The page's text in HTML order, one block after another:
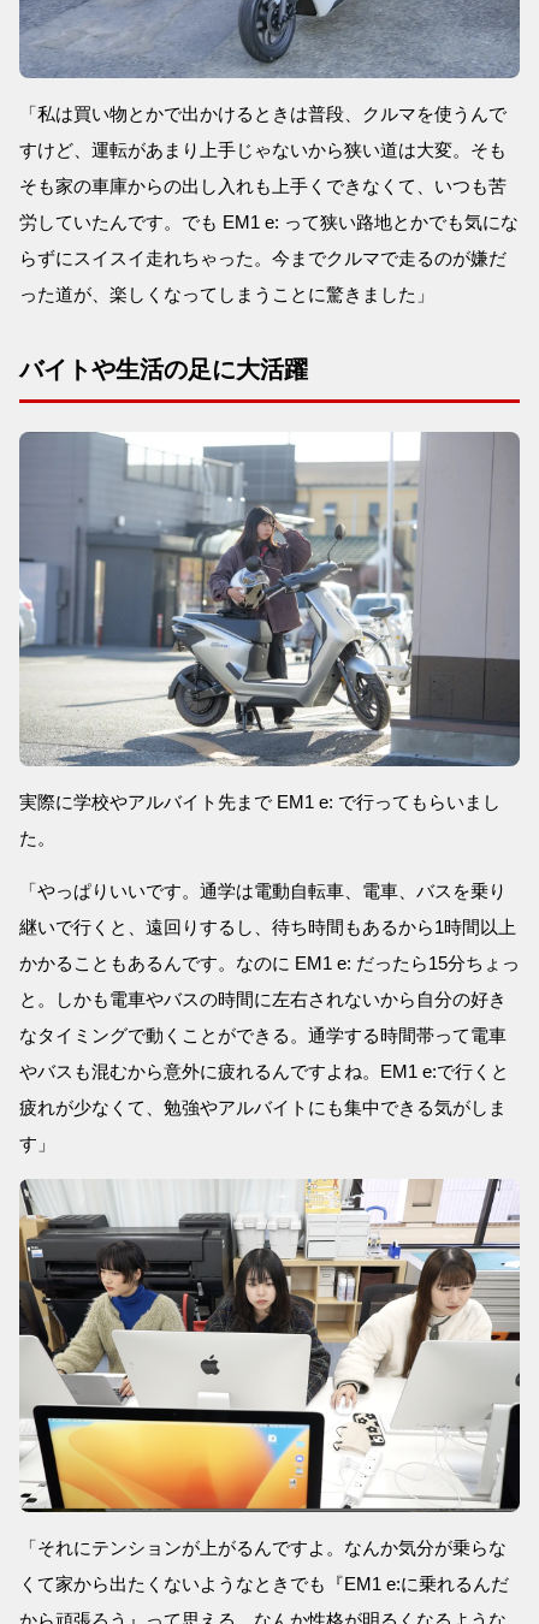
「私は買い物とかで出かけるときは普段、クルマを使うんで
すけど、運転があまり上手じゃないから狭い道は大変。そも
そも家の車庫からの出し入れも上手くできなくて、いつも苦
労していたんです。でも EM1 e: って狭い路地とかでも気にな
らずにスイスイ走れちゃった。今までクルマで走るのが嫌だ
った道が、楽しくなってしまうことに驚きました」
バイトや生活の足に大活躍
実際に学校やアルバイト先まで EM1 e: で行ってもらいまし
た。
「やっぱりいいです。通学は電動自転車、電車、バスを乗り
継いで行くと、遠回りするし、待ち時間もあるから1時間以上
かかることもあるんです。なのに EM1 e: だったら15分ちょっ
と。しかも電車やバスの時間に左右されないから自分の好き
なタイミングで動くことができる。通学する時間帯って電車
やバスも混むから意外に疲れるんですよね。EM1 e:で行くと
疲れが少なくて、勉強やアルバイトにも集中できる気がしま
す」
「それにテンションが上がるんですよ。なんか気分が乗らな
くて家から出たくないようなときでも『EM1 e:に乗れるんだ
から頑張ろう』って思える。なんか性格が明るくなるような